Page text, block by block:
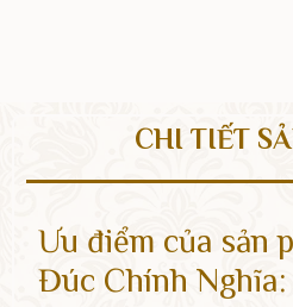
CHI TIẾT
Ưu điểm của sản
Đúc Chính Nghĩa: